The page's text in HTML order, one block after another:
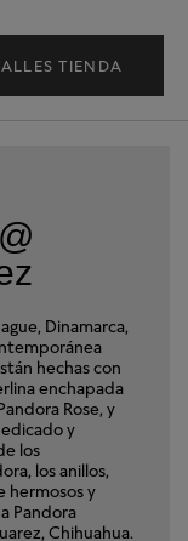
TIENDA
Dinamarca,
hechas con
enchapada
Rose, y
y
los
los anillos,
hermosos y
Pandora
Chihuahua.